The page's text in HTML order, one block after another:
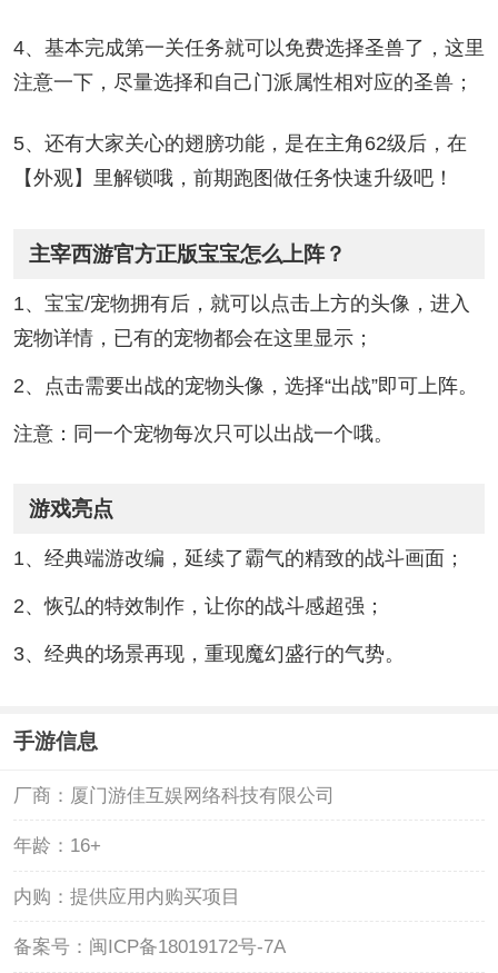
4、基本完成第一关任务就可以免费选择圣兽了，这里
注意一下，尽量选择和自己门派属性相对应的圣兽；
5、还有大家关心的翅膀功能，是在主角62级后，在
【外观】里解锁哦，前期跑图做任务快速升级吧！
主宰西游官方正版宝宝怎么上阵？
1、宝宝/宠物拥有后，就可以点击上方的头像，进入
宠物详情，已有的宠物都会在这里显示；
2、点击需要出战的宠物头像，选择“出战”即可上阵。
注意：同一个宠物每次只可以出战一个哦。
游戏亮点
1、经典端游改编，延续了霸气的精致的战斗画面；
2、恢弘的特效制作，让你的战斗感超强；
3、经典的场景再现，重现魔幻盛行的气势。
手游信息
厂商： 厦门游佳互娱网络科技有限公司
年龄： 16+
内购： 提供应用内购买项目
备案号： 闽ICP备18019172号-7A